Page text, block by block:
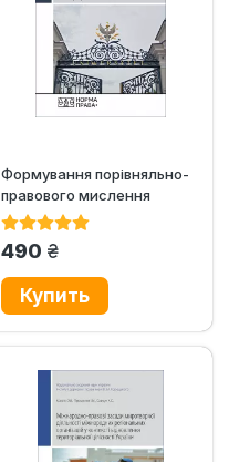
Формування порівняльно-
правового мислення
варшавських юристів у
490 грн.